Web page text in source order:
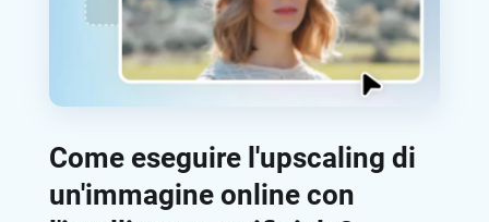
Come eseguire l'upscaling di
un'immagine online con